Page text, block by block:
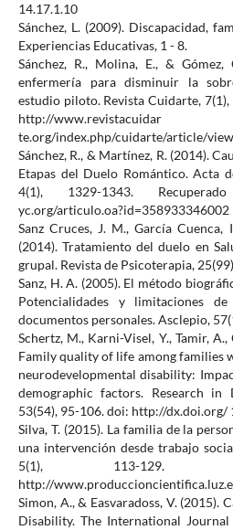
14.17.1.10
Sánchez, L. (2009). Discapacidad,
Experiencias Educativas, 1 - 8.
Sánchez, R., Molina, E., &
enfermería para disminuir la
estudio piloto. Revista Cuidarte,
http://www.revistacuidar
te.org/index.php/cuidarte/article/
Sánchez, R., & Martínez, R. (2014).
Etapas del Duelo Romántico. Acta
4(1), 1329-1343.
yc.org/articulo.oa?id=358933346002
Sanz Cruces, J. M., García
(2014). Tratamiento del duelo en
grupal. Revista de Psicoterapia,
Sanz, H. A. (2005). El método
Potencialidades y limitaciones
documentos personales. Asclepio,
Schertz, M., Karni-Visel, Y., Tamir,
Family quality of life among families
neurodevelopmental disability:
demographic factors. Research in
53(54), 95-106. doi: http://
Silva, T. (2015). La familia de la
una intervención desde trabajo
5(1), 113-129.
http://
Simon, A., & Easvaradoss, V. (2015).
Disability. The International